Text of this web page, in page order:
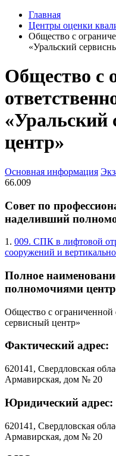
Главная
Центры оценки
Общество с
«Уральский
Общество с
«Уральский
центр»
Основная информация
66.009
Совет по
наделивший
1. 009. СПК в лифтовой
сооружений и
Полное
полномочиями
Общество с ограниченной
сервисный центр»
Фактический адрес:
620141, Свердловская
Армавирская, дом № 20
Юридический адрес:
620141, Свердловская
Армавирская, дом № 20